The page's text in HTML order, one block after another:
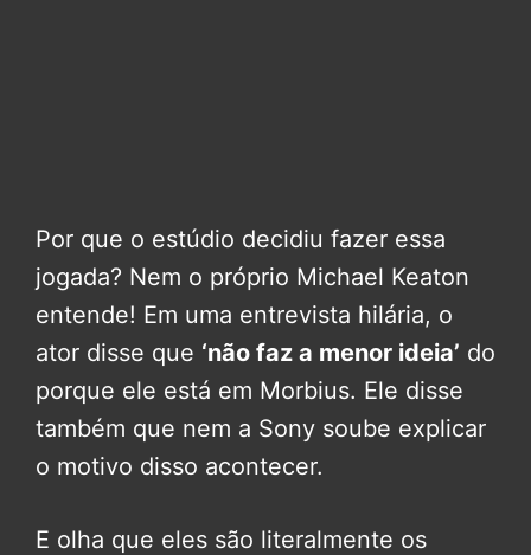
Por que o estúdio decidiu fazer essa
jogada? Nem o próprio Michael Keaton
entende! Em uma entrevista hilária, o
ator disse que ‘não faz a menor ideia’ do
porque ele está em Morbius. Ele disse
também que nem a Sony soube explicar
o motivo disso acontecer.
E olha que eles são literalmente os